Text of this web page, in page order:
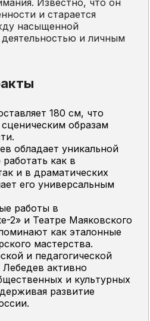
и старается
насыщенной
и личным
180 см, что
сценическим образам
обладает уникальной
как в
и в драматических
его универсальным
работы в
2» и Театре Маяковского
как эталонные
мастерства.
и педагогической
Лебедев активно
и культурных
развитие